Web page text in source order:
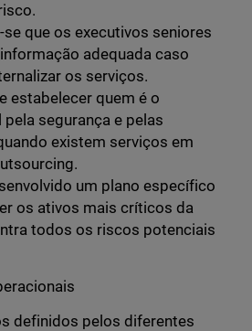
se que os executivos seniores
adequada caso
os serviços.
estabelecer quem é o
pela segurança e pelas
existem serviços em
um plano específico
os ativos mais críticos da
todos os riscos potenciais
definidos pelos diferentes